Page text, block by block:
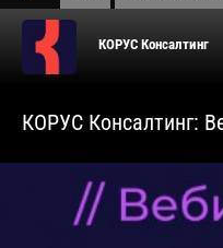
КОРУС Консалтинг
​КОРУС Консалтинг: